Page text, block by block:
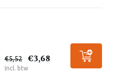
€5,52 €3,68
Incl. btw